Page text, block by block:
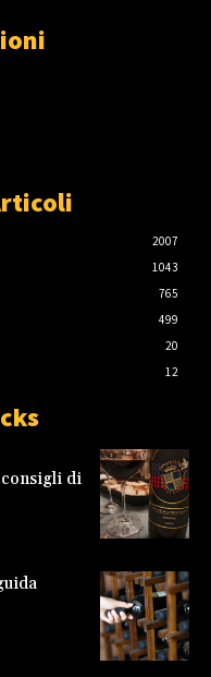
2007
1043
765
499
20
12
di